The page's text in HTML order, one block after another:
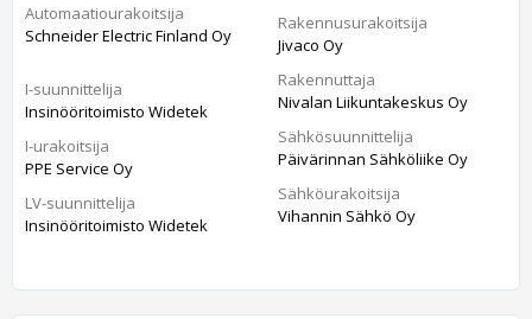
Automaatiourakoitsija
Schneider Electric Finland Oy
I-suunnittelija
Insinööritoimisto Widetek
I-urakoitsija
PPE Service Oy
LV-suunnittelija
Insinööritoimisto Widetek
Rakennusurakoitsija
Jivaco Oy
Rakennuttaja
Nivalan Liikuntakeskus Oy
Sähkösuunnittelija
Päivärinnan Sähköliike Oy
Sähköurakoitsija
Vihannin Sähkö Oy